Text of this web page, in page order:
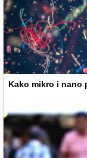
Kako mikro i nano